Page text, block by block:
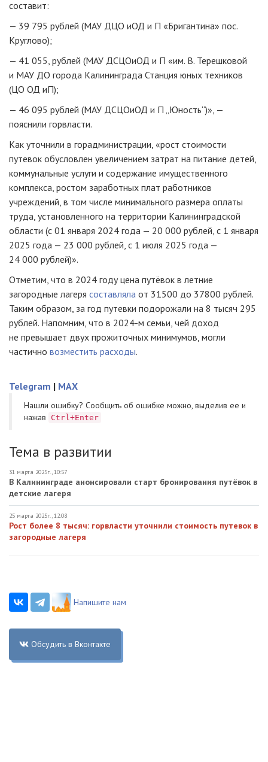
составит:
— 39 795 рублей (МАУ ДЦО иОД и П «Бригантина» пос.
Круглово);
— 41 055, рублей (МАУ ДСЦОиОД и П «им. В. Терешковой
и МАУ ДО города Калининграда Станция юных техников
(ЦО ОД иП);
— 46 095 рублей (МАУ ДСЦОиОД и П „Юность“)», —
пояснили горвласти.
Как уточнили в горадминистрации, «рост стоимости
путевок обусловлен увеличением затрат на питание детей,
коммунальные услуги и содержание имущественного
комплекса, ростом заработных плат работников
учреждений, в том числе минимального размера оплаты
труда, установленного на территории Калининградской
области (с 01 января 2024 года — 20 000 рублей, с 1 января
2025 года — 23 000 рублей, с 1 июля 2025 года —
24 000 рублей)».
Отметим, что в 2024 году цена путёвок в летние
загородные лагеря составляла от 31500 до 37800 рублей.
Таким образом, за год путевки подорожали на 8 тысяч 295
рублей. Напомним, что в 2024-м семьи, чей доход
не превышает двух прожиточных минимумов, могли
частично возместить расходы.
Telegram | MAX
Нашли ошибку? Cообщить об ошибке можно, выделив ее и
нажав
Ctrl+Enter
Тема в развитии
31 марта 2025г., 10:57
В Калининграде анонсировали старт бронирования путёвок в
детские лагеря
25 марта 2025г., 12:08
Рост более 8 тысяч: горвласти уточнили стоимость путевок в
загородные лагеря
Напишите нам
Обсудить в Вконтакте